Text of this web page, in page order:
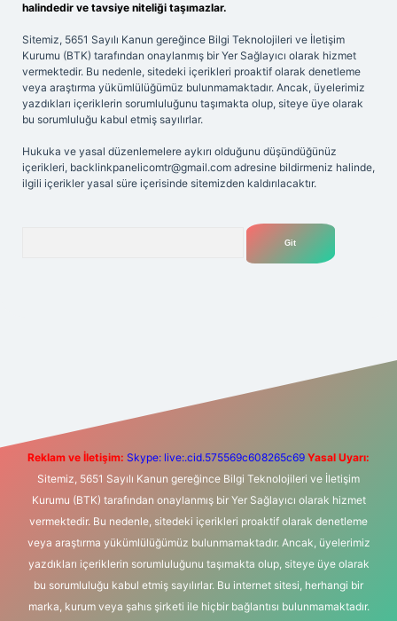
halindedir ve tavsiye niteliği taşımazlar.
Sitemiz, 5651 Sayılı Kanun gereğince Bilgi Teknolojileri ve İletişim
Kurumu (BTK) tarafından onaylanmış bir Yer Sağlayıcı olarak hizmet
vermektedir. Bu nedenle, sitedeki içerikleri proaktif olarak denetleme
veya araştırma yükümlülüğümüz bulunmamaktadır. Ancak, üyelerimiz
yazdıkları içeriklerin sorumluluğunu taşımakta olup, siteye üye olarak
bu sorumluluğu kabul etmiş sayılırlar.
Hukuka ve yasal düzenlemelere aykırı olduğunu düşündüğünüz
içerikleri, backlinkpanelicomtr@gmail.com adresine bildirmeniz halinde,
ilgili içerikler yasal süre içerisinde sitemizden kaldırılacaktır.
m elexbet
Reklam ve İletişim: Skype: live:.cid.575569c608265c69 Yasal Uyarı:
Sitemiz, 5651 Sayılı Kanun gereğince Bilgi Teknolojileri ve İletişim
Kurumu (BTK) tarafından onaylanmış bir Yer Sağlayıcı olarak hizmet
vermektedir. Bu nedenle, sitedeki içerikleri proaktif olarak denetleme
veya araştırma yükümlülüğümüz bulunmamaktadır. Ancak, üyelerimiz
yazdıkları içeriklerin sorumluluğunu taşımakta olup, siteye üye olarak
bu sorumluluğu kabul etmiş sayılırlar. Bu internet sitesi, herhangi bir
marka, kurum veya şahıs şirketi ile hiçbir bağlantısı bulunmamaktadır.